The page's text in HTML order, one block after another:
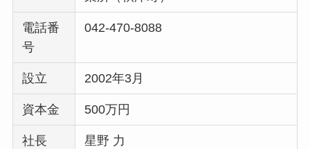
電話番
号
042-470-8088
設立 2002年3月
資本金 500万円
社長 星野 力